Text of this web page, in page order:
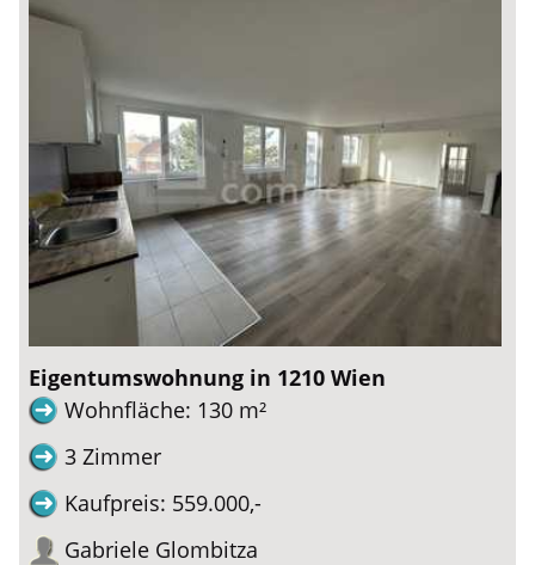
Eigentumswohnung in 1210 Wien
Wohnfläche: 130 m²
3 Zimmer
Kaufpreis: 559.000,-
Gabriele Glombitza